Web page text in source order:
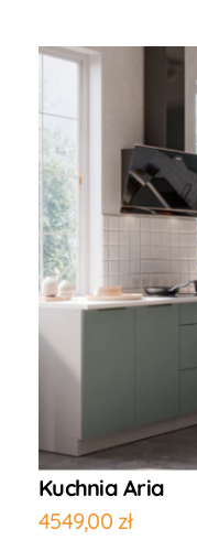
Kuchnia Aria
4549,00 zł